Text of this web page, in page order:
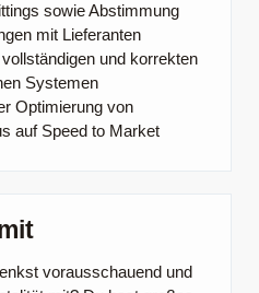
sowie Abstimmung
mit Lieferanten
und korrekten
Systemen
Optimierung von
auf Speed to Market
vorausschauend und